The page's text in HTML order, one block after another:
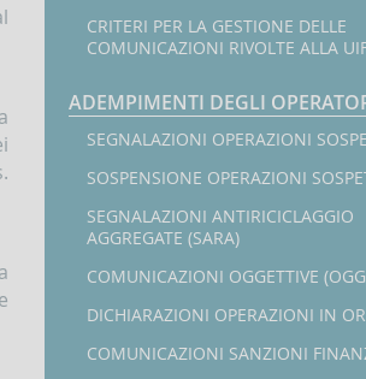
CRITERI PER LA GESTIONE DELLE
COMUNICAZIONI RIVOLTE ALLA
ADEMPIMENTI DEGLI
SEGNALAZIONI OPERAZIONI
SOSPENSIONE OPERAZIONI
SEGNALAZIONI ANTIRICICLAGGIO
AGGREGATE (SARA)
COMUNICAZIONI OGGETTIVE
DICHIARAZIONI OPERAZIONI IN
COMUNICAZIONI SANZIONI